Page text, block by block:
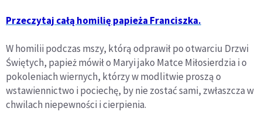
Przeczytaj całą homilię papieża Franciszka.
W homilii podczas mszy, którą odprawił po otwarciu Drzwi
Świętych, papież mówił o Maryi jako Matce Miłosierdzia i o
pokoleniach wiernych, którzy w modlitwie proszą o
wstawiennictwo i pociechę, by nie zostać sami, zwłaszcza w
chwilach niepewności i cierpienia.